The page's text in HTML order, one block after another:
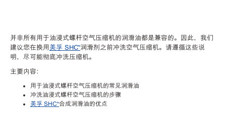
并非所有用于油浸式螺杆空气压缩机的润滑油都是兼容的。因此，我们
建议您在换用 美孚 SHC™润滑剂之前冲洗空气压缩机。请遵循这些说
明，尽可能彻底冲洗压缩机。
主要内容：
用于油浸式螺杆空气压缩机的常见润滑油
冲洗油浸式螺杆空气压缩机的步骤
美孚 SHC™合成润滑油的优点